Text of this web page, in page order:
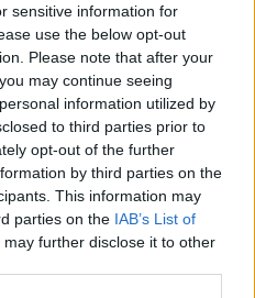
sensitive information for
use the below opt-out
Please note that after your
may continue seeing
information utilized by
to third parties prior to
opt-out of the further
by third parties on the
This information may
parties on the IAB’s List of
may further disclose it to other